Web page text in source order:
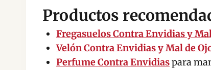
Productos
Fregasuelos Contra Envidias y
Velón Contra Envidias y Mal de
Perfume Contra Envidiaspara